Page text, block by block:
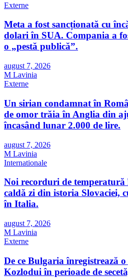
Externe
Meta a fost sancționată cu
dolari în SUA. Compania a
o „pestă publică”.
august 7, 2026
M Lavinia
Externe
Un sirian condamnat în
de omor trăia în Anglia din
încasând lunar 2.000 de lire.
august 7, 2026
M Lavinia
Internationale
Noi recorduri de
caldă zi din istoria Slovaciei,
în Italia.
august 7, 2026
M Lavinia
Externe
De ce Bulgaria înregistrează
Kozlodui în perioade de